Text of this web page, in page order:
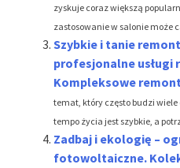
zyskuje coraz większą
zastosowanie w salonie może
Szybkie i tanie
profesjonalne usługi
Kompleksowe
temat, który często budzi wiele
tempo życia jest szybkie, a
Zadbaj i ekologię –
fotowoltaiczne.